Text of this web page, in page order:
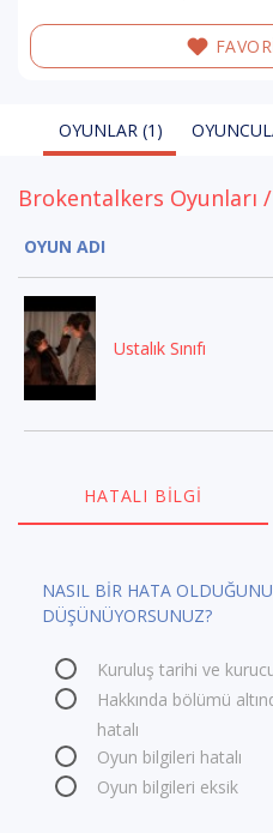
OYUNLAR (1)
Brokentalkers Oyunları /
OYUN ADI
Ustalık Sınıfı
HATALI BILGI
NASIL BİR HATA OLDUĞUNU
DÜŞÜNÜYORSUNUZ?
Kuruluş tarihi ve
Hakkında bölümü
hatalı
Oyun bilgileri hatalı
Oyun bilgileri eksik